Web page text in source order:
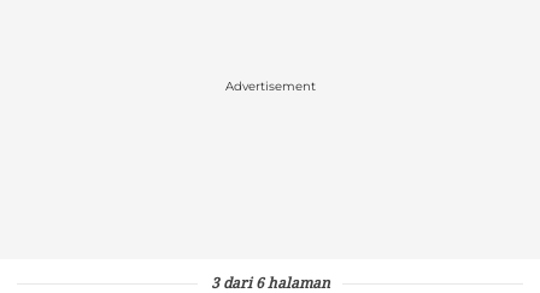
Advertisement
3 dari 6 halaman